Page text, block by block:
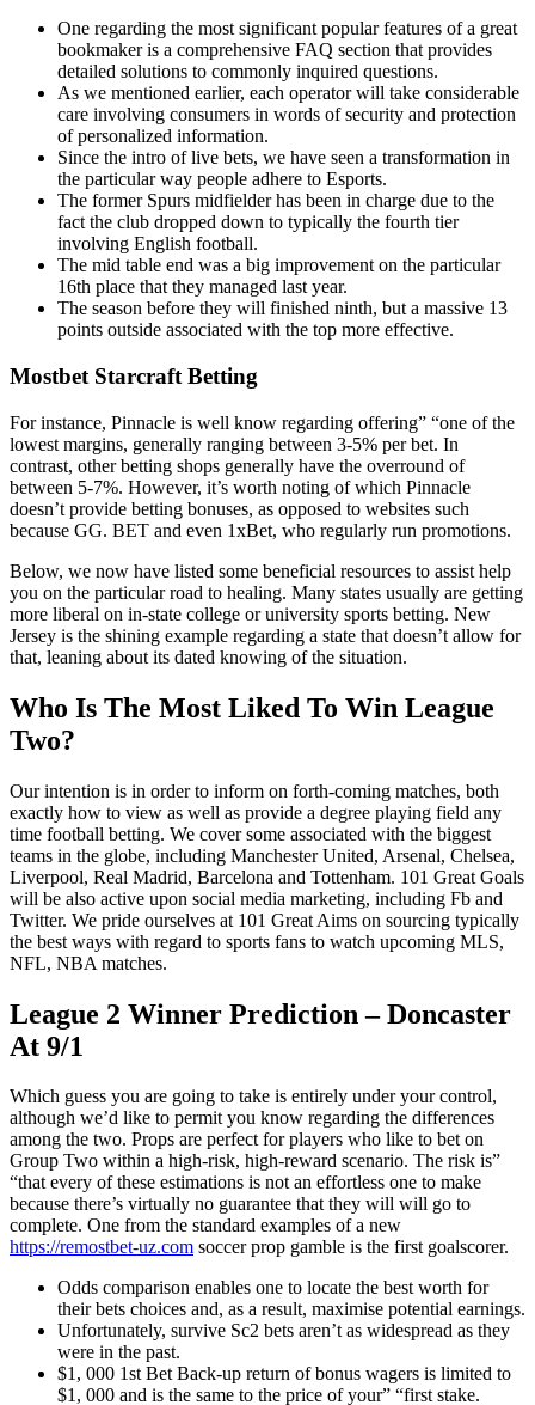
One regarding the most significant popular features of a great
bookmaker is a comprehensive FAQ section that provides
detailed solutions to commonly inquired questions.
As we mentioned earlier, each operator will take considerable
care involving consumers in words of security and protection
of personalized information.
Since the intro of live bets, we have seen a transformation in
the particular way people adhere to Esports.
The former Spurs midfielder has been in charge due to the
fact the club dropped down to typically the fourth tier
involving English football.
The mid table end was a big improvement on the particular
16th place that they managed last year.
The season before they will finished ninth, but a massive 13
points outside associated with the top more effective.
Mostbet Starcraft Betting
For instance, Pinnacle is well know regarding offering” “one of the
lowest margins, generally ranging between 3-5% per bet. In
contrast, other betting shops generally have the overround of
between 5-7%. However, it’s worth noting of which Pinnacle
doesn’t provide betting bonuses, as opposed to websites such
because GG. BET and even 1xBet, who regularly run promotions.
Below, we now have listed some beneficial resources to assist help
you on the particular road to healing. Many states usually are getting
more liberal on in-state college or university sports betting. New
Jersey is the shining example regarding a state that doesn’t allow for
that, leaning about its dated knowing of the situation.
Who Is The Most Liked To Win League
Two?
Our intention is in order to inform on forth-coming matches, both
exactly how to view as well as provide a degree playing field any
time football betting. We cover some associated with the biggest
teams in the globe, including Manchester United, Arsenal, Chelsea,
Liverpool, Real Madrid, Barcelona and Tottenham. 101 Great Goals
will be also active upon social media marketing, including Fb and
Twitter. We pride ourselves at 101 Great Aims on sourcing typically
the best ways with regard to sports fans to watch upcoming MLS,
NFL, NBA matches.
League 2 Winner Prediction – Doncaster
At 9/1
Which guess you are going to take is entirely under your control,
although we’d like to permit you know regarding the differences
among the two. Props are perfect for players who like to bet on
Group Two within a high-risk, high-reward scenario. The risk is”
“that every of these estimations is not an effortless one to make
because there’s virtually no guarantee that they will will go to
complete. One from the standard examples of a new
https://remostbet-uz.com soccer prop gamble is the first goalscorer.
Odds comparison enables one to locate the best worth for
their bets choices and, as a result, maximise potential earnings.
Unfortunately, survive Sc2 bets aren’t as widespread as they
were in the past.
$1, 000 1st Bet Back-up return of bonus wagers is limited to
$1, 000 and is the same to the price of your” “first stake.